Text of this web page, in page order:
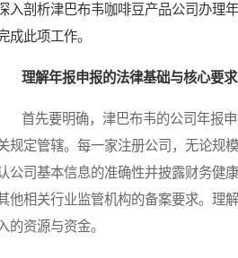
入剖析津巴布韦咖啡豆产品公司办理
成此项工作。
理解年报申报的法律基础与核心要求
首先要明确，津巴布韦的公司年报申
规定管辖。每一家注册公司，无论规
公司基本信息的准确性并披露财务健
他相关行业监管机构的备案要求。理
的资源与资金。